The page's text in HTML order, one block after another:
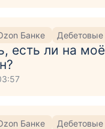
Банке Дебетовые
есть ли на
Банке Дебетовые